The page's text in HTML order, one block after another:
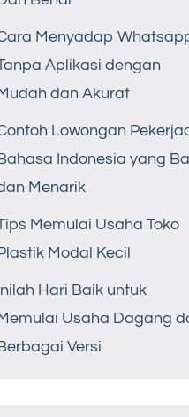
Menyadap
Aplikasi dengan
dan Akurat
Lowongan
Indonesia yang
Menarik
Memulai Usaha Toko
Modal Kecil
Hari Baik untuk
Usaha Dagang
Versi